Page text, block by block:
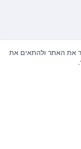
את האתר ולהתאים את